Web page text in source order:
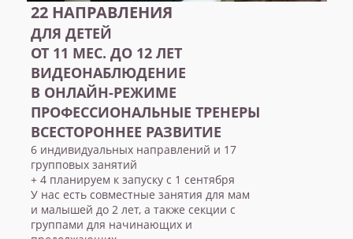
22 НАПРАВЛЕНИЯ
ДЛЯ ДЕТЕЙ
ОТ 11 МЕС. ДО 12 ЛЕТ
ВИДЕОНАБЛЮДЕНИЕ
В ОНЛАЙН-РЕЖИМЕ
ПРОФЕССИОНАЛЬНЫЕ ТРЕНЕРЫ
ВСЕСТОРОННЕЕ РАЗВИТИЕ
6 индивидуальных направлений и 17
групповых занятий
+ 4 планируем к запуску с 1 сентября
У нас есть совместные занятия для мам
и малышей до 2 лет, а также секции с
группами для начинающих и